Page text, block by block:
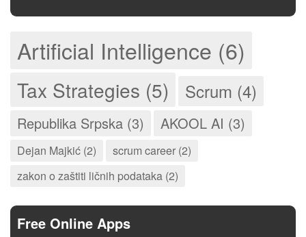
Artificial Intelligence (6)
Tax Strategies (5) Scrum (4)
Republika Srpska (3) AKOOL AI (3)
Dejan Majkić (2)
scrum career (2)
zakon o zaštiti ličnih podataka (2)
Free Online Apps